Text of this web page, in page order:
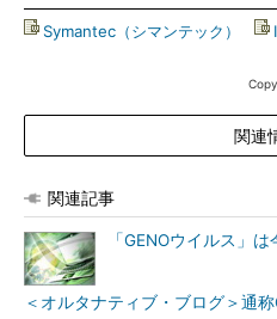
Symantec（シマンテック）
関連
関連記事
「GENOウイルス」
＜オルタナティブ・ブログ＞通